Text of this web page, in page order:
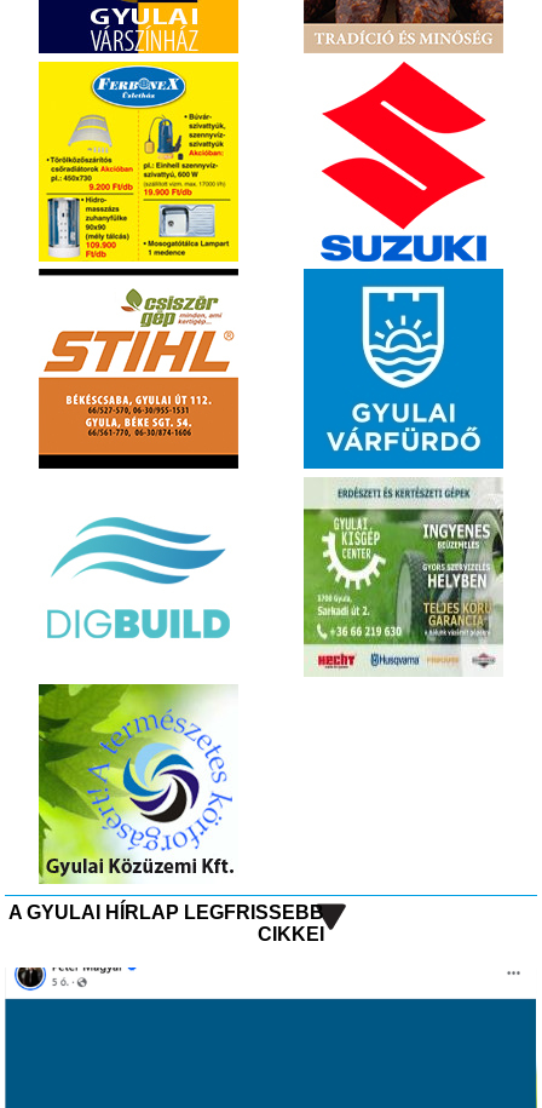
A GYULAI HÍRLAP LEGFRISSEBB
CIKKEI